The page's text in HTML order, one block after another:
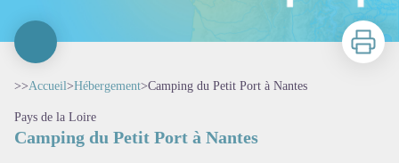
Imprimer
>>Accueil>Hébergement>Camping du Petit Port à Nantes
Pays de la Loire
Camping du Petit Port à Nantes